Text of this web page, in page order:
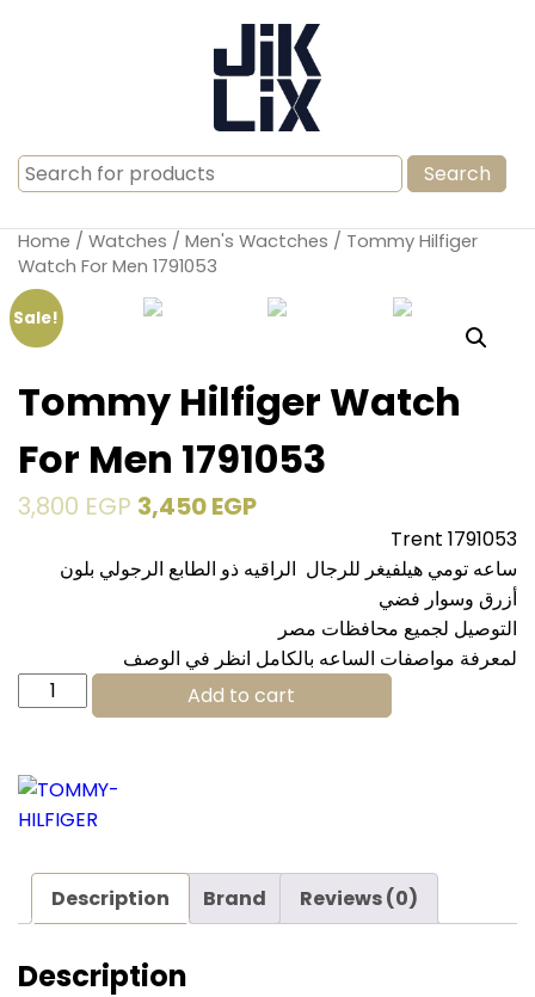
Search
for:
Home / Watches / Men's Wactches / Tommy Hilfiger
Watch For Men 1791053
Sale!
Tommy Hilfiger Watch
For Men 1791053
3,800 EGP 3,450EGP
Trent 1791053
ساعه تومي هيلفيغر للرجال الراقيه ذو الطابع الرجولي بلون
أزرق وسوار فضي
التوصيل لجميع محافظات مصر
لمعرفة مواصفات الساعه بالكامل انظر في الوصف
Tommy
Hilfiger
For
Men
quantity
Add to cart
Description Brand Reviews (0)
Description